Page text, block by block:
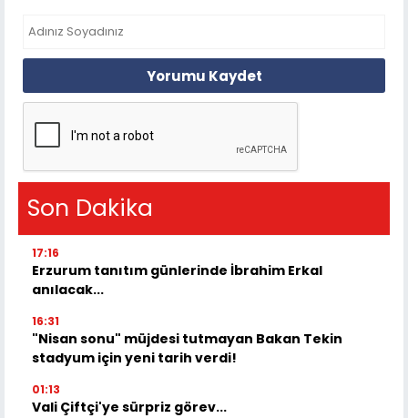
Yorumu Kaydet
Son Dakika
17:16
Erzurum tanıtım günlerinde İbrahim Erkal
anılacak...
16:31
"Nisan sonu" müjdesi tutmayan Bakan Tekin
stadyum için yeni tarih verdi!
01:13
Vali Çiftçi'ye sürpriz görev...